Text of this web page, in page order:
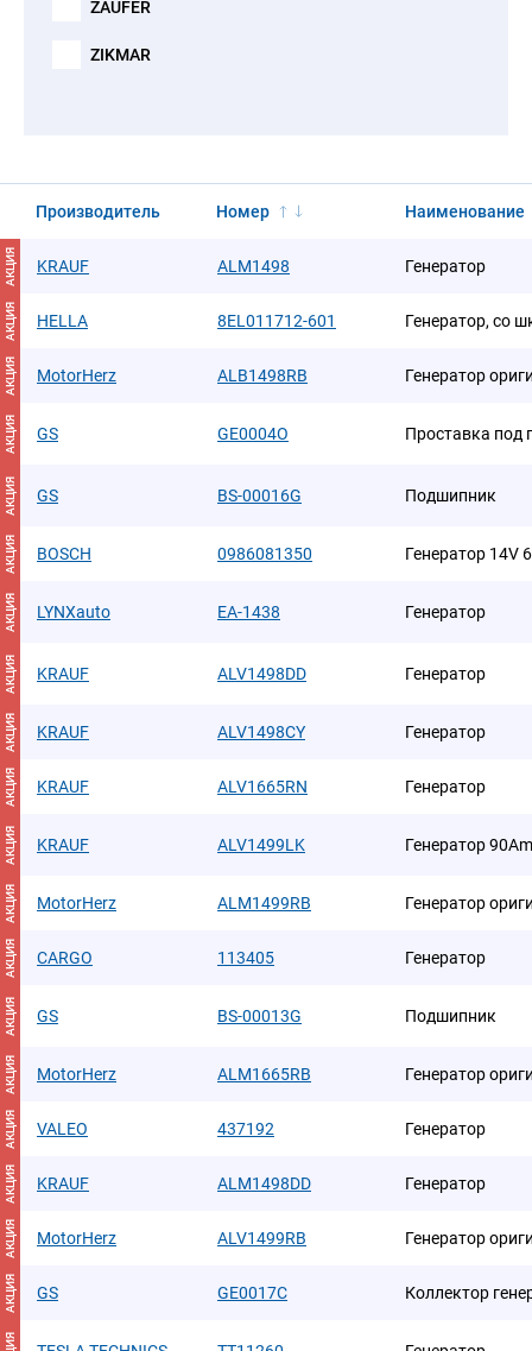
ZAUFER
ZIKMAR
Производитель Номер Наименование
АКЦИЯ KRAUF ALM1498 Генератор
АКЦИЯ HELLA 8EL011712-601 Генератор, со
АКЦИЯ MotorHerz ALB1498RB Генератор
АКЦИЯ GS GE0004O Проставка под
АКЦИЯ GS BS-00016G Подшипник
АКЦИЯ BOSCH 0986081350 Генератор 14V
АКЦИЯ LYNXauto EA-1438 Генератор
АКЦИЯ KRAUF ALV1498DD Генератор
АКЦИЯ KRAUF ALV1498CY Генератор
АКЦИЯ KRAUF ALV1665RN Генератор
АКЦИЯ KRAUF ALV1499LK Генератор
АКЦИЯ MotorHerz ALM1499RB Генератор
АКЦИЯ CARGO 113405 Генератор
АКЦИЯ GS BS-00013G Подшипник
АКЦИЯ MotorHerz ALM1665RB Генератор
АКЦИЯ VALEO 437192 Генератор
АКЦИЯ KRAUF ALM1498DD Генератор
АКЦИЯ MotorHerz ALV1499RB Генератор
АКЦИЯ GS GE0017C Коллектор